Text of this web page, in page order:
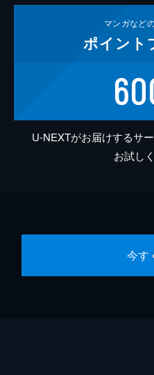
マンガなど
ポイント
U-NEXTがお届けするサ
お試し
今す